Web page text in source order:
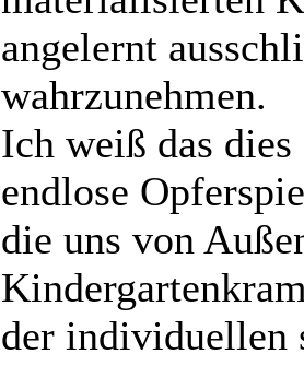
angelernt
wahrzunehmen.
Ich weiß das dies
endlose
die uns von
der individuellen